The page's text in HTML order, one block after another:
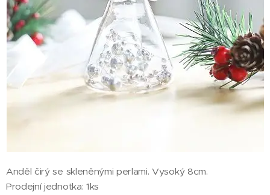
Anděl čirý se skleněnými perlami. Vysoký 8cm.
Prodejní jednotka: 1ks